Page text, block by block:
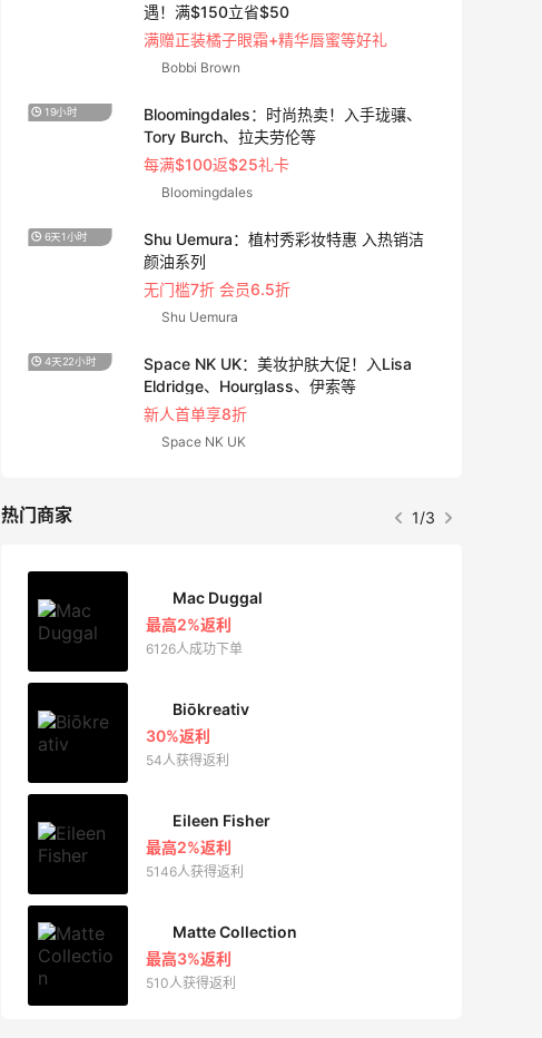
遇！满$150立省$50
满赠正装橘子眼霜+精华唇蜜等好礼
Bobbi Brown
19小时
Bloomingdales：时尚热卖！入手珑骧、
Tory Burch、拉夫劳伦等
每满$100返$25礼卡
Bloomingdales
6天1小时
Shu Uemura：植村秀彩妆特惠 入热销洁
颜油系列
无门槛7折 会员6.5折
Shu Uemura
4天22小时
Space NK UK：美妆护肤大促！入Lisa
Eldridge、Hourglass、伊索等
新人首单享8折
Space NK UK
热门商家 1/3
Mac Duggal
最高2%返利
6126人成功下单
Biōkreativ
30%返利
54人获得返利
Eileen Fisher
最高2%返利
5146人获得返利
Matte Collection
最高3%返利
510人获得返利